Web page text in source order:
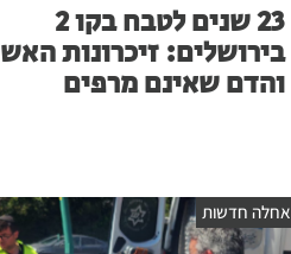
23 שנים לטבח בקו 2
בירושלים: זיכרונות האש
והדם שאינם מרפים
אחלה חדשות